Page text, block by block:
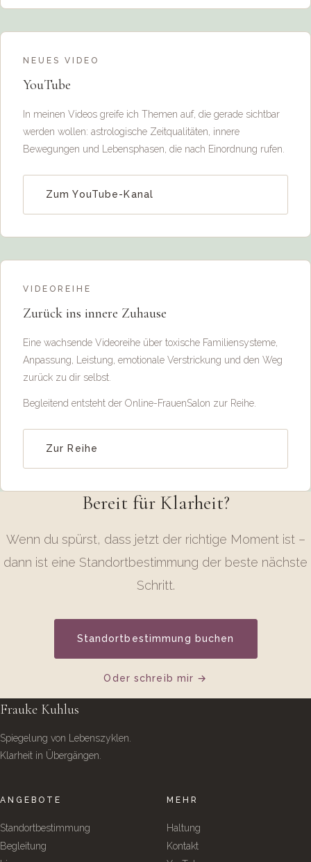
NEUES VIDEO
YouTube
In meinen Videos greife ich Themen auf, die gerade sichtbar
werden wollen: astrologische Zeitqualitäten, innere
Bewegungen und Lebensphasen, die nach Einordnung rufen.
Zum YouTube-Kanal
VIDEOREIHE
Zurück ins innere Zuhause
Eine wachsende Videoreihe über toxische Familiensysteme,
Anpassung, Leistung, emotionale Verstrickung und den Weg
zurück zu dir selbst.
Begleitend entsteht der Online-FrauenSalon zur Reihe.
Zur Reihe
Bereit für Klarheit?
Wenn du spürst, dass jetzt der richtige Moment ist –
dann ist eine Standortbestimmung der beste nächste
Schritt.
Standortbestimmung buchen
Oder schreib mir
Frauke Kuhlus
Spiegelung von Lebenszyklen.
Klarheit in Übergängen.
ANGEBOTE
Standortbestimmung
Begleitung
MEHR
Haltung
Kontakt